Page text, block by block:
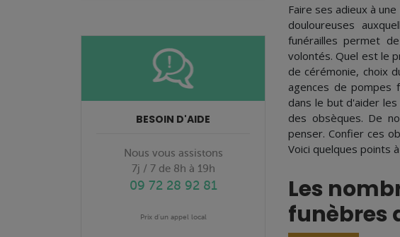
Faire ses adieux à
douloureuses
funérailles permet
volontés. Quel est le
de cérémonie, choix
agences de pompes
dans le but d'aider
des obsèques. De
penser. Confier ces
Voici quelques points
Les
funèbres
BESOIN D'AIDE
Nous vous assistons
7j / 7 de 8h à 19h
09 72 28 92 81
Prix d'un appel local